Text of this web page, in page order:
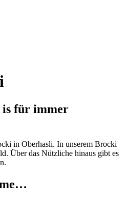
is für immer
in Oberhasli. In unserem Brocki
Über das Nützliche hinaus gibt es